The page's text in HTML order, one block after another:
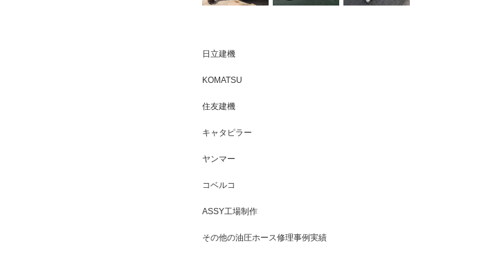
日立建機
KOMATSU
住友建機
キャタピラー
ヤンマー
コベルコ
ASSY工場制作
その他の油圧ホース修理事例実績